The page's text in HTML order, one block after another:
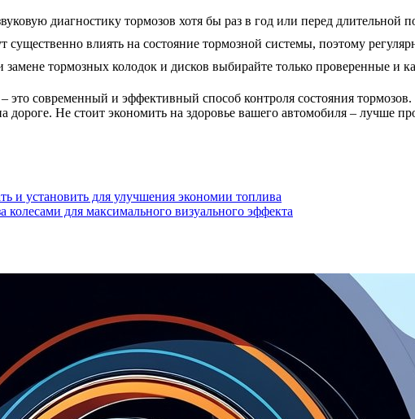
диагностику тормозов хотя бы раз в год или перед длительной
существенно влиять на состояние тормозной системы, поэтому
замене тормозных колодок и дисков выбирайте только проверенные и
это современный и эффективный способ контроля состояния
дороге. Не стоит экономить на здоровье вашего автомобиля – лучше
и установить для улучшения экономии топлива
для максимального визуального эффекта